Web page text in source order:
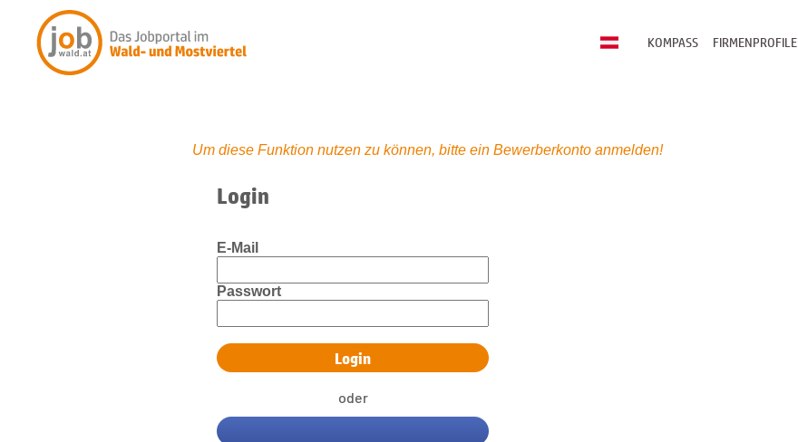
FIRMENPROFILE
KOMPASS
Um diese Funktion nutzen zu können, bitte ein Bewerberkonto anmelden!
Login
E-Mail
Passwort
oder